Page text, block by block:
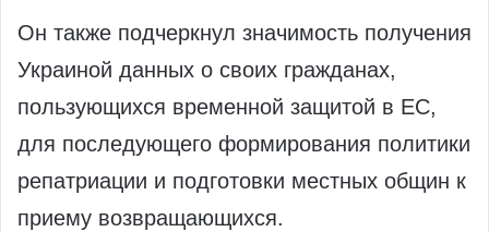
Он также подчеркнул значимость получения
Украиной данных о своих гражданах,
пользующихся временной защитой в ЕС,
для последующего формирования политики
репатриации и подготовки местных общин к
приему возвращающихся.